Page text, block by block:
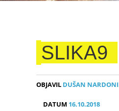
SLIKA9
OBJAVIL DUŠAN NARDONI
DATUM 16.10.2018